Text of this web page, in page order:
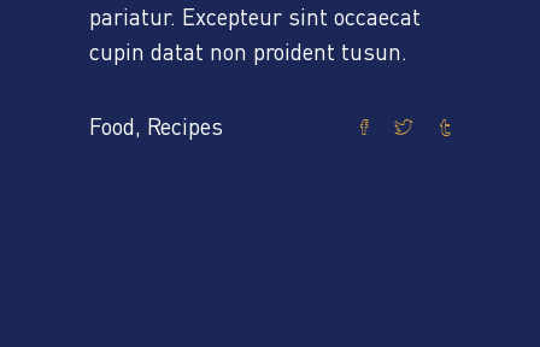
pariatur. Excepteur sint occaecat
cupin datat non proident tusun.
Food, Recipes